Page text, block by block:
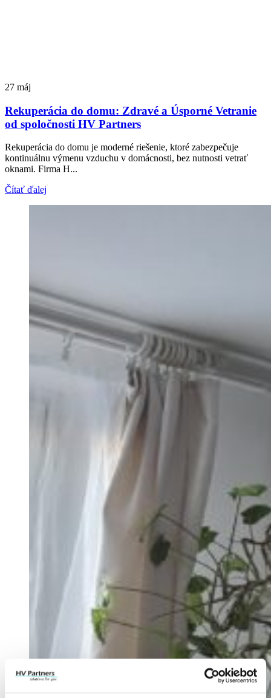
27 máj
Rekuperácia do domu: Zdravé a Úsporné Vetranie
od spoločnosti HV Partners
Rekuperácia do domu je moderné riešenie, ktoré zabezpečuje
kontinuálnu výmenu vzduchu v domácnosti, bez nutnosti vetrať
oknami. Firma H...
Čítať ďalej